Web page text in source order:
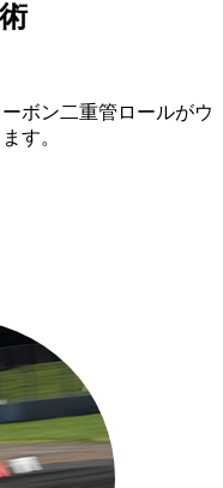
ボン二重管ロールがウ
す。